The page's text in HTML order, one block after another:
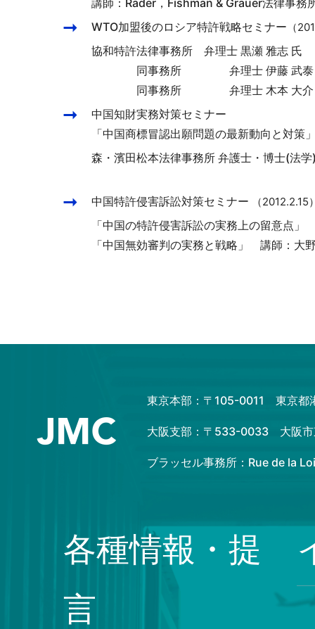
講師：Rader，Fishman & Grauer法律
WTO加盟後のロシア特許戦略セミナー （
協和特許法律事務所 弁理士 黒瀬 雅志 氏
同事務所 弁理士 伊藤 武泰
同事務所 弁理士 木本 大介
中国知財実務対策セミナー
「中国商標冒認出願問題の最新動向と対
森・濱田松本法律事務所 弁護士・博士(法
中国特許侵害訴訟対策セミナー （2012.2.15
「中国の特許侵害訴訟の実務上の留意点
「中国無効審判の実務と戦略」 講師：大
東京本部：〒105-0011 東京都
大阪支部：〒533-0033 大阪市
ブラッセル事務所：Rue de la
各種情報・提
言